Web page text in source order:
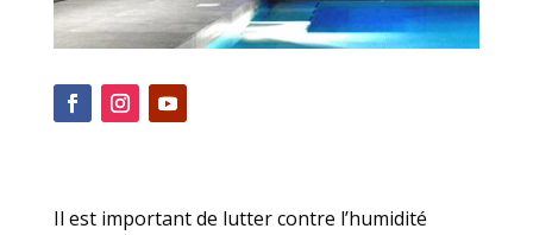
Il est important de lutter contre l’humidité